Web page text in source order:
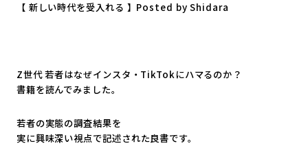
【 新しい時代を受入れる 】Posted by Shidara
Z世代 若者はなぜインスタ・TikTokにハマるのか？
書籍を読んでみました。
若者の実態の調査結果を
実に興味深い視点で記述された良書です。